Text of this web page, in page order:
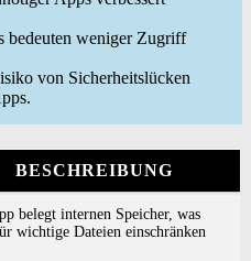
bedeuten weniger Zugriff
von Sicherheitslücken
BESCHREIBUNG
belegt internen Speicher, was
wichtige Dateien einschränken